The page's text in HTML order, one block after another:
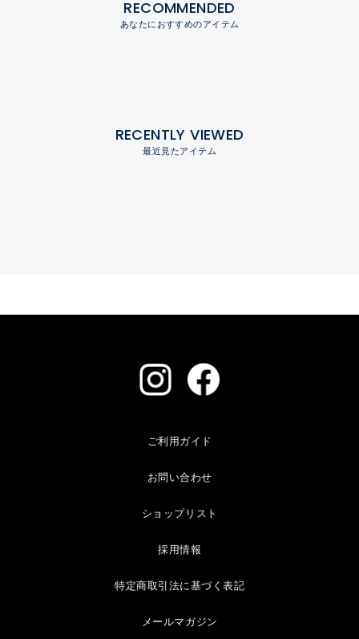
RECOMMENDED
あなたにおすすめのアイテム
RECENTLY VIEWED
最近見たアイテム
ご利用ガイド
お問い合わせ
ショップリスト
採用情報
特定商取引法に基づく表記
メールマガジン